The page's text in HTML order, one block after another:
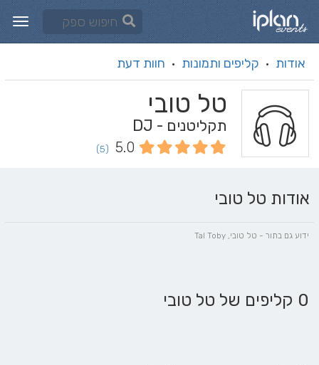
אודות · קליפים ותמונות · חוות דעת
טל טובי
תקליטנים - DJ
5.0
(5)
אודות טל טובי
ידוע גם בתור - טל טובי, Tal Toby
0 קליפים של טל טובי